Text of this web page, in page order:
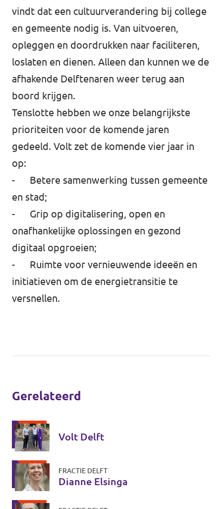
vindt dat een cultuurverandering bij college
en gemeente nodig is. Van uitvoeren,
opleggen en doordrukken naar faciliteren,
loslaten en dienen. Alleen dan kunnen we de
afhakende Delftenaren weer terug aan
boord krijgen.
Tenslotte hebben we onze belangrijkste
prioriteiten voor de komende jaren
gedeeld. Volt zet de komende vier jaar in
op:
- Betere samenwerking tussen gemeente
en stad;
- Grip op digitalisering, open en
onafhankelijke oplossingen en gezond
digitaal opgroeien;
- Ruimte voor vernieuwende ideeën en
initiatieven om de energietransitie te
versnellen.
Gerelateerd
Volt Delft
FRACTIE DELFT
Dianne Elsinga